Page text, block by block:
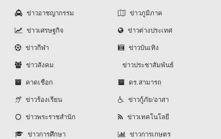
ข่าวอาชญากรรม
ข่าวภูมิภาค
ข่าวเศรษฐกิจ
ข่าวต่างประเทศ
ข่าวกีฬา
ข่าวบันเทิง
ข่าวสังคม
ข่าวประชาสัมพันธ์
คาดเชือก
ดร.สามารถ
ข่าวร้องเรียน
ข่าวกู้ภัย/อาสา
ข่าวพระราชสำนัก
ข่าวเทคโนโลยี
ข่าวการศึกษา
ข่าวการเกษตร